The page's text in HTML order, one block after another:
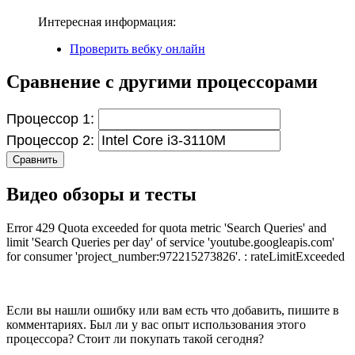
Интересная информация:
Проверить вебку онлайн
Сравнение с другими процессорами
Процессор 1:
Процессор 2:
Сравнить
Видео обзоры и тесты
Error 429 Quota exceeded for quota metric 'Search Queries' and
limit 'Search Queries per day' of service 'youtube.googleapis.com'
for consumer 'project_number:972215273826'. : rateLimitExceeded
Если вы нашли ошибку или вам есть что добавить, пишите в
комментариях. Был ли у вас опыт использования этого
процессора? Стоит ли покупать такой сегодня?